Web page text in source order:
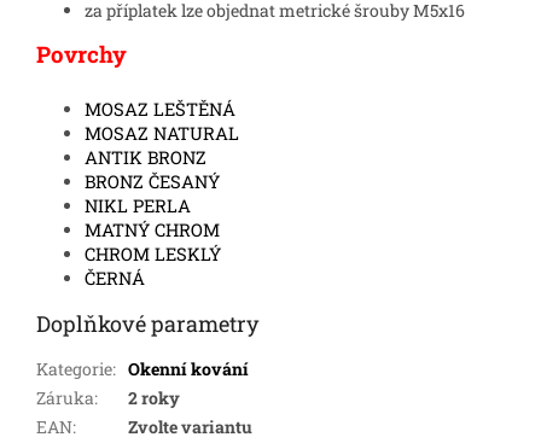
za příplatek lze objednat metrické šrouby M5x16
Povrchy
MOSAZ LEŠTĚNÁ
MOSAZ NATURAL
ANTIK BRONZ
BRONZ ČESANÝ
NIKL PERLA
MATNÝ CHROM
CHROM LESKLÝ
ČERNÁ
Doplňkové parametry
Kategorie: Okenní kování
Záruka:
2 roky
EAN: Zvolte variantu